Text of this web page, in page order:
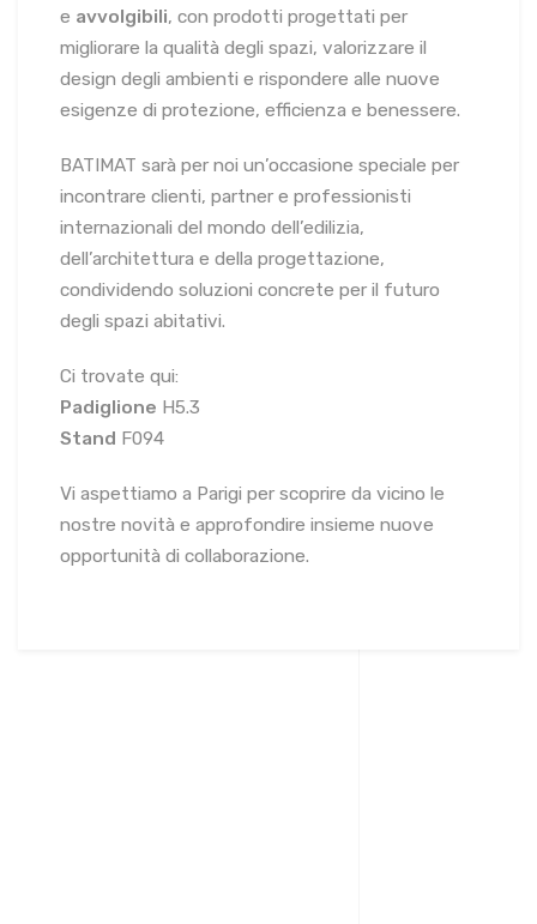
e avvolgibili, con prodotti progettati per
migliorare la qualità degli spazi, valorizzare il
design degli ambienti e rispondere alle nuove
esigenze di protezione, efficienza e benessere.
BATIMAT sarà per noi un’occasione speciale per
incontrare clienti, partner e professionisti
internazionali del mondo dell’edilizia,
dell’architettura e della progettazione,
condividendo soluzioni concrete per il futuro
degli spazi abitativi.
Ci trovate qui:
Padiglione H5.3
Stand F094
Vi aspettiamo a Parigi per scoprire da vicino le
nostre novità e approfondire insieme nuove
opportunità di collaborazione.